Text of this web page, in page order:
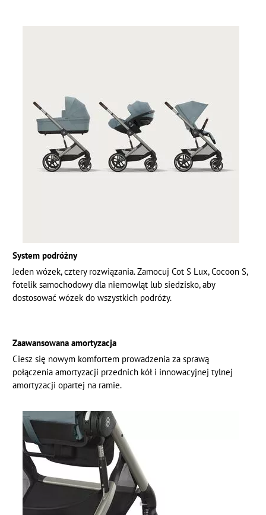
System podróżny
Jeden wózek, cztery rozwiązania. Zamocuj Cot S Lux, Cocoon S,
fotelik samochodowy dla niemowląt lub siedzisko, aby
dostosować wózek do wszystkich podróży.
Zaawansowana amortyzacja
Ciesz się nowym komfortem prowadzenia za sprawą
połączenia amortyzacji przednich kół i innowacyjnej tylnej
amortyzacji opartej na ramie.